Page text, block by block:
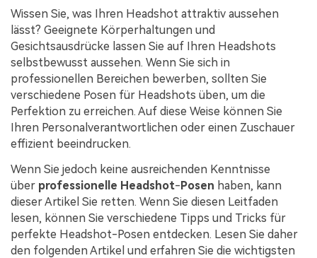
Wissen Sie, was Ihren Headshot attraktiv aussehen
lässt? Geeignete Körperhaltungen und
Gesichtsausdrücke lassen Sie auf Ihren Headshots
selbstbewusst aussehen. Wenn Sie sich in
professionellen Bereichen bewerben, sollten Sie
verschiedene Posen für Headshots üben, um die
Perfektion zu erreichen. Auf diese Weise können Sie
Ihren Personalverantwortlichen oder einen Zuschauer
effizient beeindrucken.
Wenn Sie jedoch keine ausreichenden Kenntnisse
über professionelle Headshot-Posen haben, kann
dieser Artikel Sie retten. Wenn Sie diesen Leitfaden
lesen, können Sie verschiedene Tipps und Tricks für
perfekte Headshot-Posen entdecken. Lesen Sie daher
den folgenden Artikel und erfahren Sie die wichtigsten